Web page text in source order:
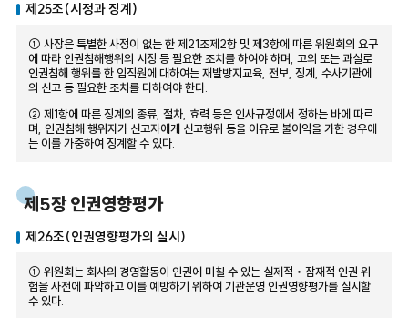
제25조(시정과 징계)
① 사장은 특별한 사정이 없는 한 제21조제2항 및 제3항에 따른 위원회의 요구
에 따라 인권침해행위의 시정 등 필요한 조치를 하여야 하며, 고의 또는 과실로
인권침해 행위를 한 임직원에 대하여는 재발방지교육, 전보, 징계, 수사기관에
의 신고 등 필요한 조치를 다하여야 한다.
② 제1항에 따른 징계의 종류, 절차, 효력 등은 인사규정에서 정하는 바에 따르
며, 인권침해 행위자가 신고자에게 신고행위 등을 이유로 불이익을 가한 경우에
는 이를 가중하여 징계할 수 있다.
제5장 인권영향평가
제26조(인권영향평가의 실시)
① 위원회는 회사의 경영활동이 인권에 미칠 수 있는 실제적‧잠재적 인권 위
험을 사전에 파악하고 이를 예방하기 위하여 기관운영 인권영향평가를 실시할
수 있다.